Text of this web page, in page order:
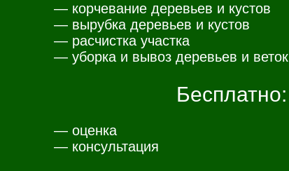
— корчевание деревьев и кустов
— вырубка деревьев и кустов
— расчистка участка
— уборка и вывоз деревьев и веток
Бесплатно:
— оценка
— консультация